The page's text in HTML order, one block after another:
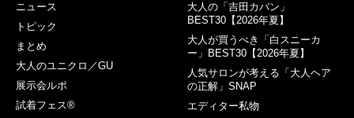
ニュース
トピック
まとめ
大人のユニクロ／GU
展示会ルポ
試着フェス®︎
大人の「吉田カバン」
BEST30【2026年夏】
大人が買うべき「白スニーカ
ー」BEST30【2026年夏】
人気サロンが考える「大人ヘア
の正解」SNAP
エディター私物